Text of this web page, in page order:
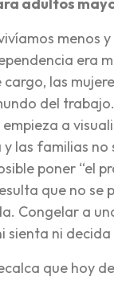
menos
era
las
del
a
las familias no
poner “el
que no se
Congelar a
sienta ni decida
que hoy